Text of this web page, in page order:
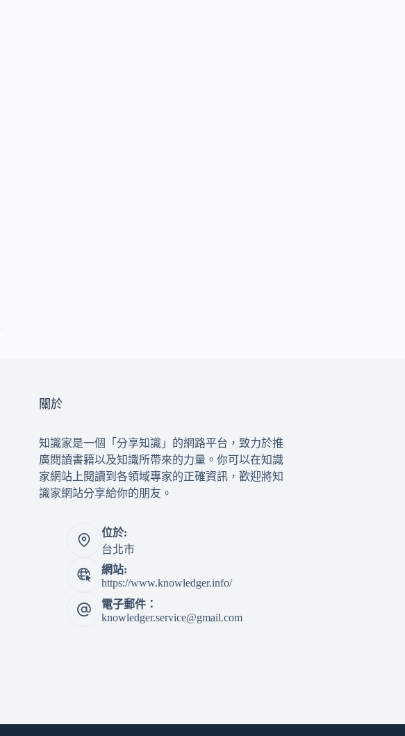
關於
知識家是一個「分享知識」的網路平台，致力於推
廣閱讀書籍以及知識所帶來的力量。你可以在知識
家網站上閱讀到各領域專家的正確資訊，歡迎將知
識家網站分享給你的朋友。
位於:
台北市
網站:
https://www.knowledger.info/
電子郵件：
knowledger.service@gmail.com